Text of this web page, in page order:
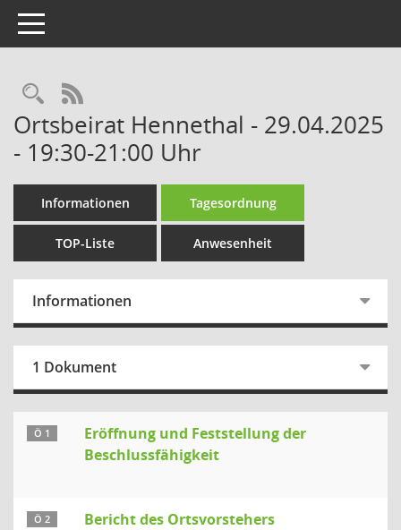
Toggle navigation
Rechercheauswahl
RSS-Feed
Ortsbeirat Hennethal - 29.04.2025
- 19:30-21:00 Uhr
Informationen Tagesordnung
TOP-Liste Anwesenheit
Informationen
1 Dokument
Ö 1
Eröffnung und Feststellung der
Beschlussfähigkeit
Ö 2 Bericht des Ortsvorstehers